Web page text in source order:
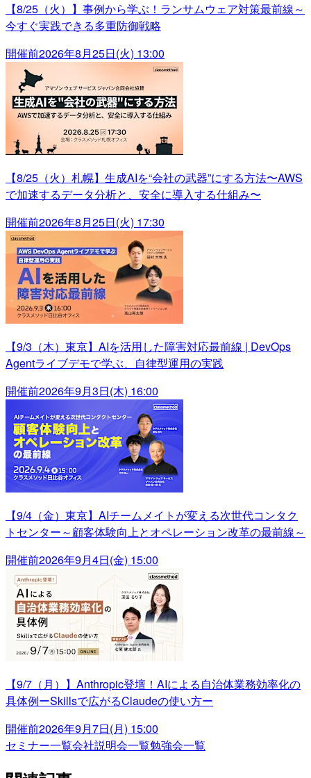
【8/25（火）】事例から学ぶ！ランサムウェア対策最前線～
今すぐ実践できる多重防御戦略
開催前2026年8月25日(火) 13:00
【8/25（火）札幌】生成AIを“会社の武器”にする方法〜AWS
で加速するデータ分析と、安全に導入する仕組み〜
開催前2026年8月25日(火) 17:30
【9/3（木）東京】AIを活用した障害対応最前線 | DevOps
Agentライブデモで学ぶ、自律型運用の実践
開催前2026年9月3日(木) 16:00
【9/4（金）東京】AIチームメイトが変える次世代コンタク
トセンター～顧客体験向上とオペレーション改革の最前線～
開催前2026年9月4日(金) 15:00
【9/7（月）】Anthropic登壇！AIによる自治体業務効率化の
具体例ーSkillsで広がるClaudeの使い方ー
開催前2026年9月7日(月) 15:00
セミナー一覧会社説明会一覧勉強会一覧